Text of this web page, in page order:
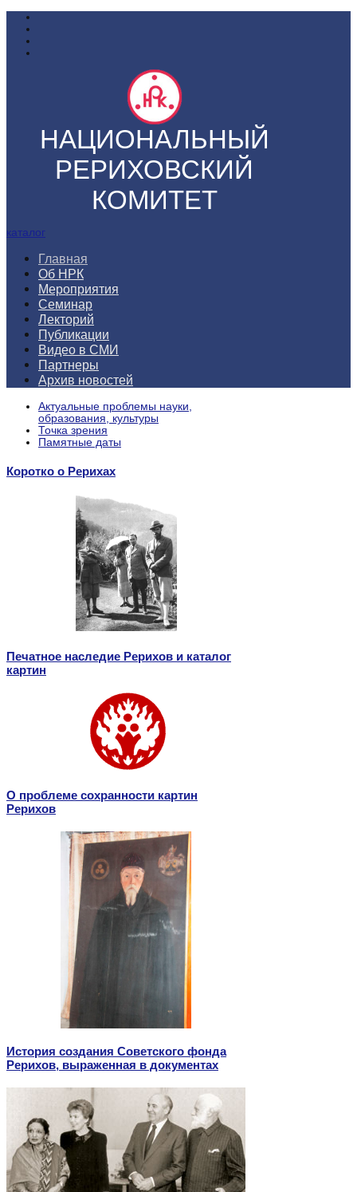
НАЦИОНАЛЬНЫЙ
РЕРИХОВСКИЙ
КОМИТЕТ
каталог
Главная
Об НРК
Мероприятия
Семинар
Лекторий
Публикации
Видео в СМИ
Партнеры
Архив новостей
Актуальные проблемы науки,
образования, культуры
Точка зрения
Памятные даты
Коротко о Рерихах
Печатное наследие Рерихов и каталог
картин
О проблеме сохранности картин
Рерихов
История создания Советского фонда
Рерихов, выраженная в документах